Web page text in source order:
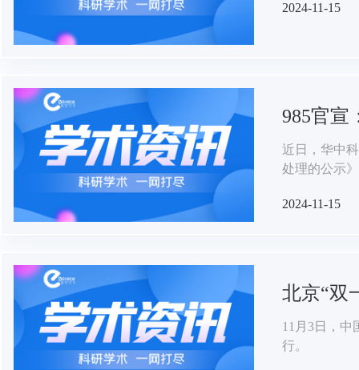
2024-11-15
985官宣
近日，华中
处理的公示
2024-11-15
北京“双
11月3日，中
行。